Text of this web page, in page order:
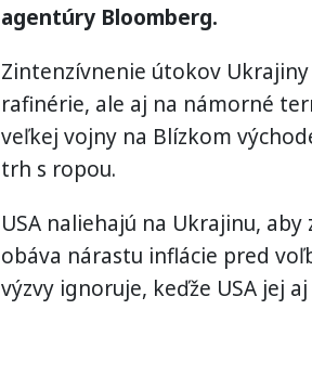
agentúry Bloomberg.
Zintenzívnenie útokov
rafinérie, ale aj na námorné
veľkej vojny na Blízkom
trh s ropou.
USA naliehajú na Ukrajinu,
obáva nárastu inflácie pred
výzvy ignoruje, keďže USA jej